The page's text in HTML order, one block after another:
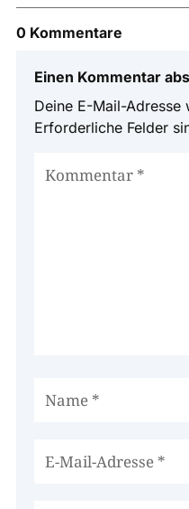
0 Kommentare
Einen Kommentar
Deine E-Mail-
Erforderliche Felder